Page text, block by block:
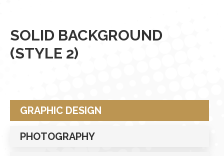
SOLID BACKGROUND
(STYLE 2)
GRAPHIC DESIGN
PHOTOGRAPHY